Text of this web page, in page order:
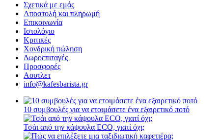
Σχετικά με εμάς
Αποστολή και πληρωμή
Επικοινωνία
Ιστολόγιο
Κριτικές
Χονδρική πώληση
Δωροεπιταγές
Προσφορές
Αουτλετ
info@kafesbarista.gr
10 συμβουλές για να ετοιμάσετε ένα εξαιρετικό ποτό
Τσάι από την κάψουλα ECO, γιατί όχι;